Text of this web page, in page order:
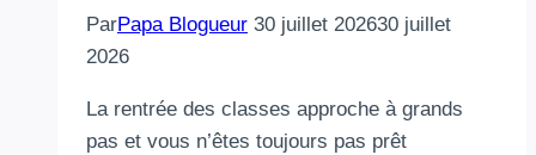
ParPapa Blogueur 30 juillet 202630 juillet
2026
La rentrée des classes approche à grands
pas et vous n’êtes toujours pas prêt